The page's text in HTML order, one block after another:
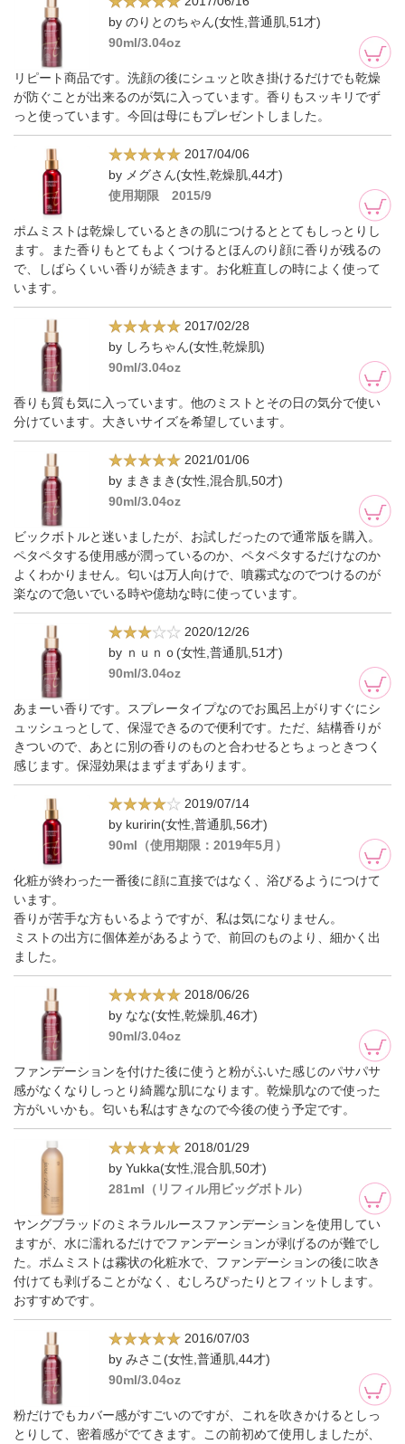
by のりとのちゃん(女性,普通肌,51才)
90ml/3.04oz
リピート商品です。洗顔の後にシュッと吹き掛けるだけでも乾燥
が防ぐことが出来るのが気に入っています。香りもスッキリでず
っと使っています。今回は母にもプレゼントしました。
2017/04/06
by メグさん(女性,乾燥肌,44才)
使用期限 2015/9
ポムミストは乾燥しているときの肌につけるととてもしっとりし
ます。また香りもとてもよくつけるとほんのり顔に香りが残るの
で、しばらくいい香りが続きます。お化粧直しの時によく使って
います。
2017/02/28
by しろちゃん(女性,乾燥肌)
90ml/3.04oz
香りも質も気に入っています。他のミストとその日の気分で使い
分けています。大きいサイズを希望しています。
2021/01/06
by まきまき(女性,混合肌,50才)
90ml/3.04oz
ビックボトルと迷いましたが、お試しだったので通常版を購入。
ペタペタする使用感が潤っているのか、ペタペタするだけなのか
よくわかりません。匂いは万人向けで、噴霧式なのでつけるのが
楽なので急いでいる時や億劫な時に使っています。
2020/12/26
by ｎｕｎｏ(女性,普通肌,51才)
90ml/3.04oz
あまーい香りです。スプレータイプなのでお風呂上がりすぐにシ
ュッシュっとして、保湿できるので便利です。ただ、結構香りが
きついので、あとに別の香りのものと合わせるとちょっときつく
感じます。保湿効果はまずまずあります。
2019/07/14
by kuririn(女性,普通肌,56才)
90ml（使用期限：2019年5月）
化粧が終わった一番後に顔に直接ではなく、浴びるようにつけて
います。
香りが苦手な方もいるようですが、私は気になりません。
ミストの出方に個体差があるようで、前回のものより、細かく出
ました。
2018/06/26
by なな(女性,乾燥肌,46才)
90ml/3.04oz
ファンデーションを付けた後に使うと粉がふいた感じのパサパサ
感がなくなりしっとり綺麗な肌になります。乾燥肌なので使った
方がいいかも。匂いも私はすきなので今後の使う予定です。
2018/01/29
by Yukka(女性,混合肌,50才)
281ml（リフィル用ビッグボトル）
ヤングブラッドのミネラルルースファンデーションを使用してい
ますが、水に濡れるだけでファンデーションが剥げるのが難でし
た。ポムミストは霧状の化粧水で、ファンデーションの後に吹き
付けても剥げることがなく、むしろぴったりとフィットします。
おすすめです。
2016/07/03
by みさこ(女性,普通肌,44才)
90ml/3.04oz
粉だけでもカバー感がすごいのですが、これを吹きかけるとしっ
とりして、密着感がでてきます。この前初めて使用しましたが、